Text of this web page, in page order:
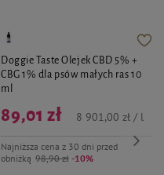
Doggie Taste Olejek CBD 5% +
CBG 1% dla psów małych ras 10
ml
Najniższa cena z 30 dni przed
obniżką 98,90 zł -10%
89,01 zł 8 901,00 zł / l